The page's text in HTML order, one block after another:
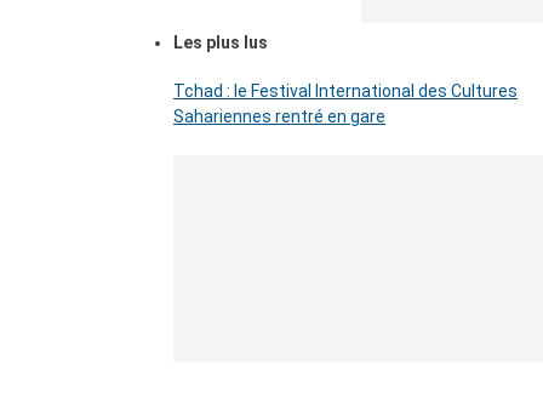
Les plus lus
Tchad : le Festival International des Cultures
Sahariennes rentré en gare